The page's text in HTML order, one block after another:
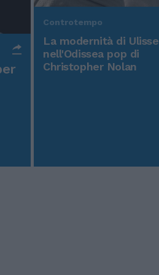
Controtempo
La modernità di Ulisse
nell'Odissea pop di
Christopher Nolan